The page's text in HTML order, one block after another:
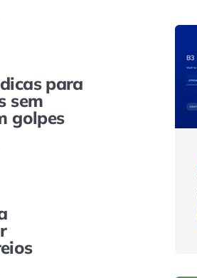
para
sem
golpes